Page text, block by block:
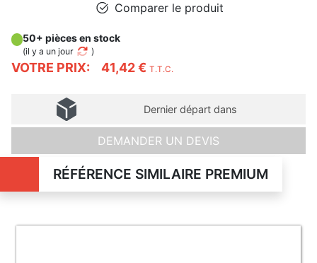
Comparer le produit
VOTRE PRIX: 41,42 € T.T.C.
50+ pièces en stock
(il y a un jour )
Dernier départ dans
DEMANDER UN DEVIS
RÉFÉRENCE SIMILAIRE PREMIUM